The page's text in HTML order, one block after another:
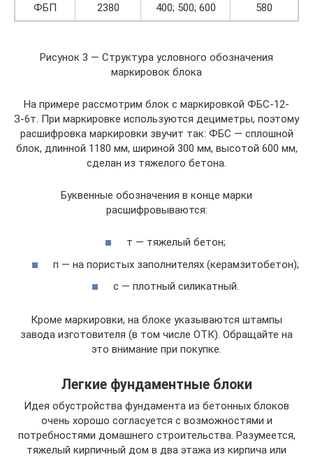
ФБП
2380 400; 500; 600 580
Рисунок 3 — Структура условного обозначения
маркировок блока
На примере рассмотрим блок с маркировкой ФБС-12-
З-6т. При маркировке используются дециметры, поэтому
расшифровка маркировки звучит так: ФБС — сплошной
блок, длинной 1180 мм, шириной 300 мм, высотой 600 мм,
сделан из тяжелого бетона.
Буквенные обозначения в конце марки
расшифровываются:
т — тяжелый бетон;
п — на пористых заполнителях (керамзитобетон);
с — плотный силикатный.
Кроме маркировки, на блоке указываются штампы
завода изготовителя (в том числе ОТК). Обращайте на
это внимание при покупке.
Легкие фундаментные блоки
Идея обустройства фундамента из бетонных блоков
очень хорошо согласуется с возможностями и
потребностями домашнего строительства. Разумеется,
тяжелый кирпичный дом в два этажа из кирпича или